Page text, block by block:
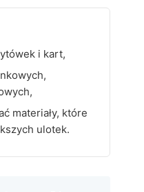
i kart,
materiały, które
ulotek.